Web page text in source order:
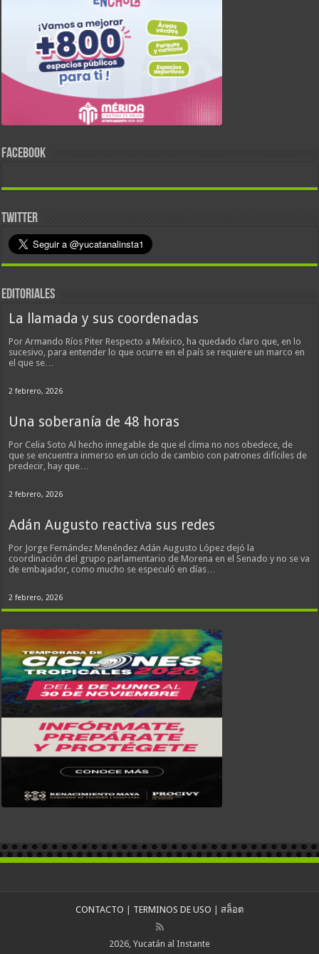
FACEBOOK
TWITTER
EDITORIALES
La llamada y sus coordenadas
Por Armando Ríos Piter Respecto a México, ha quedado claro que, en lo
sucesivo, para entender lo que ocurre en el país se requiere un marco en
el que se…
2 febrero, 2026
Una soberanía de 48 horas
Por Celia Soto Al hecho innegable de que el clima no nos obedece, de
que se encuentra inmerso en un ciclo de cambio con patrones difíciles de
predecir, hay que…
2 febrero, 2026
Adán Augusto reactiva sus redes
Por Jorge Fernández Menéndez Adán Augusto López dejó la
coordinación del grupo parlamentario de Morena en el Senado y no se va
de embajador, como mucho se especuló en días…
2 febrero, 2026
CONTACTO TERMINOS DE USO สล็อต
2026, Yucatán al Instante